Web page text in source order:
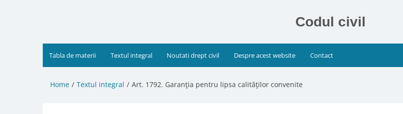
Codul civil
Tabla de materii Textul integral Noutati drept civil Despre acest website Contact
Home Textul integral Art. 1792. Garanţia pentru lipsa calităţilor convenite